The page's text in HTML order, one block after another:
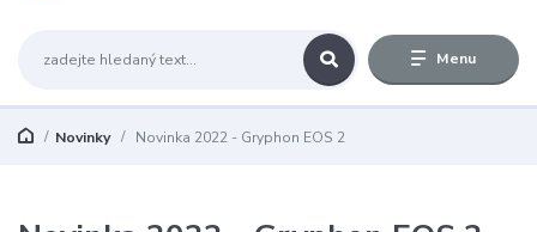
Menu
Novinky Novinka 2022 - Gryphon EOS 2